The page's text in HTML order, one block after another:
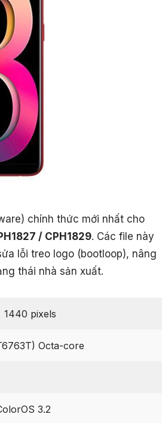
chính thức mới nhất cho
/ CPH1829. Các file này
lỗi treo logo (bootloop), nâng
thái nhà sản xuất.
1440 pixels
Octa-core
3.2